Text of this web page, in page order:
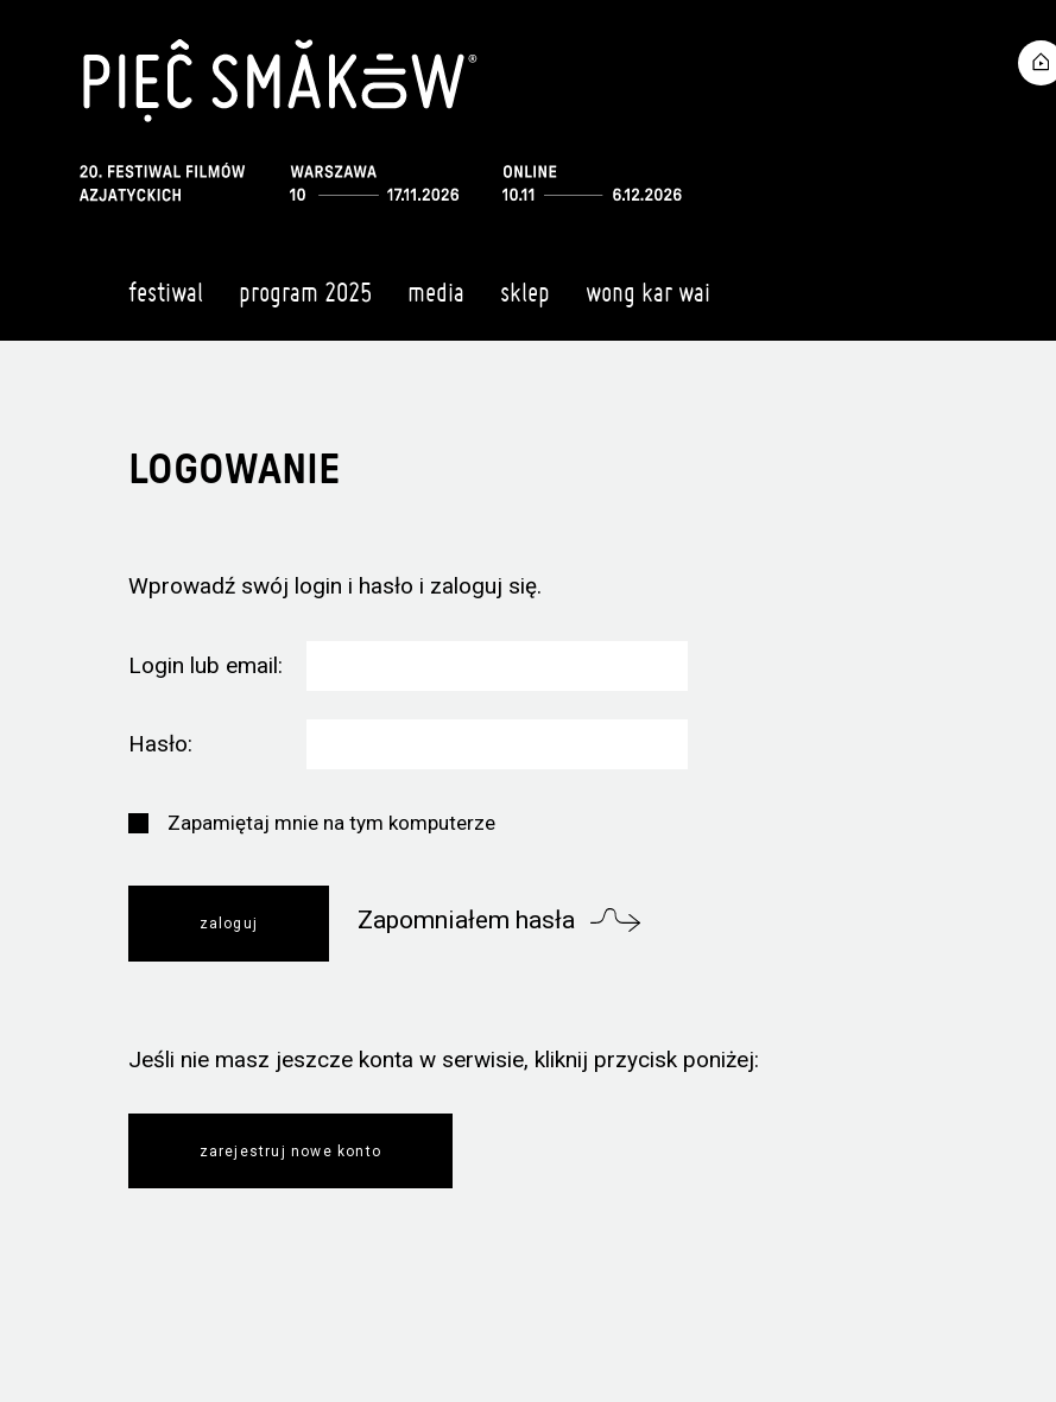
festiwal program 2025 media sklep wong kar wai
LOGOWANIE
Wprowadź swój login i hasło i zaloguj się.
Login lub email:
Hasło:
Zapamiętaj mnie na tym komputerze
Zapomniałem hasła
Jeśli nie masz jeszcze konta w serwisie, kliknij przycisk poniżej:
zarejestruj nowe konto